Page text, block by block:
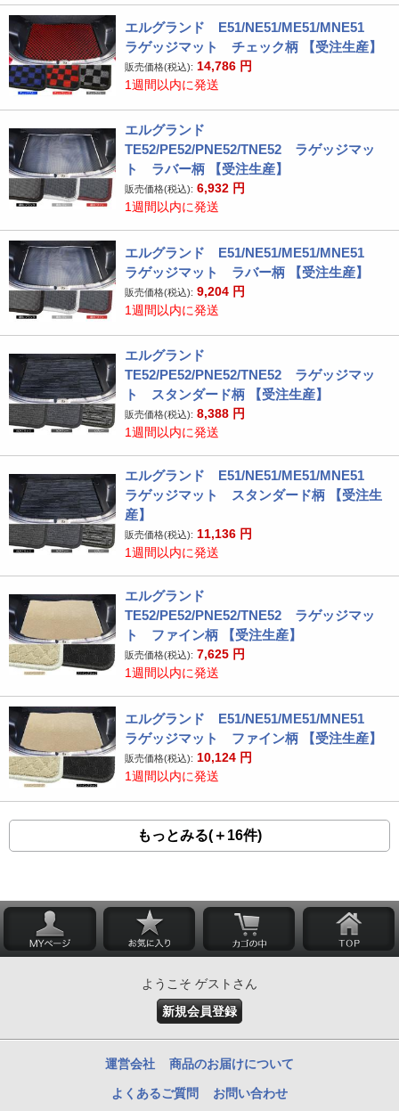
エルグランド E51/NE51/ME51/MNE51
ラゲッジマット チェック柄 【受注生産】
販売価格(税込): 14,786 円
1週間以内に発送
エルグランド
TE52/PE52/PNE52/TNE52 ラゲッジマッ
ト ラバー柄 【受注生産】
販売価格(税込): 6,932 円
1週間以内に発送
エルグランド E51/NE51/ME51/MNE51
ラゲッジマット ラバー柄 【受注生産】
販売価格(税込): 9,204 円
1週間以内に発送
エルグランド
TE52/PE52/PNE52/TNE52 ラゲッジマッ
ト スタンダード柄 【受注生産】
販売価格(税込): 8,388 円
1週間以内に発送
エルグランド E51/NE51/ME51/MNE51
ラゲッジマット スタンダード柄 【受注生
産】
販売価格(税込): 11,136 円
1週間以内に発送
エルグランド
TE52/PE52/PNE52/TNE52 ラゲッジマッ
ト ファイン柄 【受注生産】
販売価格(税込): 7,625 円
1週間以内に発送
エルグランド E51/NE51/ME51/MNE51
ラゲッジマット ファイン柄 【受注生産】
販売価格(税込): 10,124 円
1週間以内に発送
もっとみる(＋16件)
ようこそ ゲストさん
新規会員登録
運営会社 商品のお届けについて
よくあるご質問 お問い合わせ